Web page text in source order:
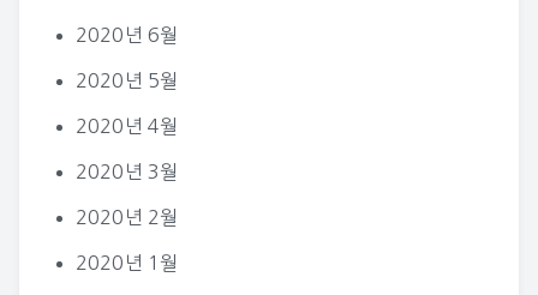
2020년 6월
2020년 5월
2020년 4월
2020년 3월
2020년 2월
2020년 1월